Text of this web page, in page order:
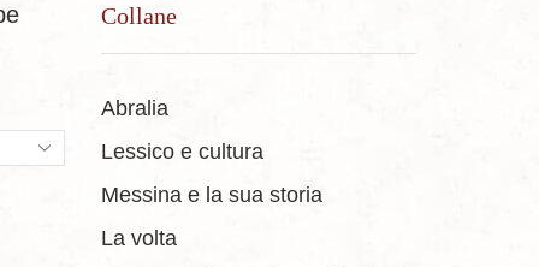
Collane
Abralia
Lessico e cultura
Messina e la sua storia
La volta